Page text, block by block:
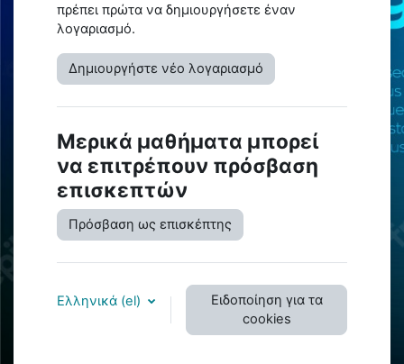
πρέπει πρώτα να δημιουργήσετε έναν
λογαριασμό.
Δημιουργήστε νέο λογαριασμό
Μερικά μαθήματα μπορεί
να επιτρέπουν πρόσβαση
επισκεπτών
Πρόσβαση ως επισκέπτης
Ελληνικά ‎(el)‎
Ειδοποίηση για τα
cookies